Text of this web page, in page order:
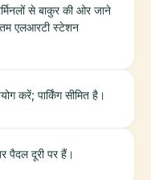
से बाकुर की ओर जाने
एलआरटी स्टेशन
करें; पार्किंग सीमित है।
पैदल दूरी पर हैं।